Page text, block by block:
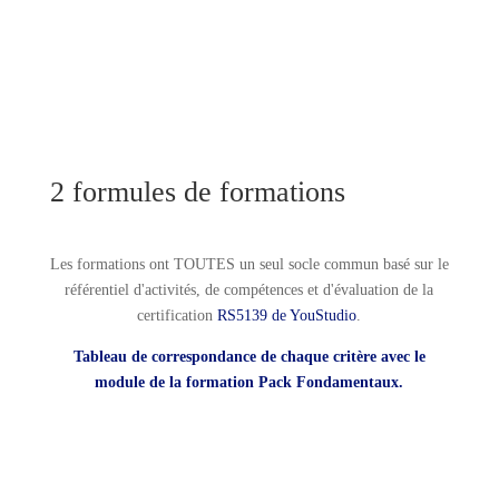
2 formules de formations
Les formations ont TOUTES un seul socle commun basé sur le
référentiel d'activités, de compétences et d'évaluation de la
certificationRS5139 de YouStudio
Tableau de correspondance de chaque critère avec le
module de la formation Pack Fondamentaux.